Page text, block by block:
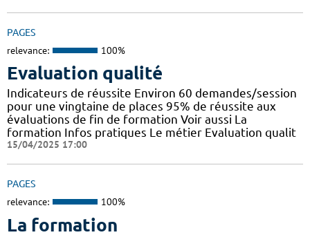
PAGES
relevance: 100%
Evaluation qualité
Indicateurs de réussite Environ 60 demandes/session
pour une vingtaine de places 95% de réussite aux
évaluations de fin de formation Voir aussi La
formation Infos pratiques Le métier Evaluation qualit
15/04/2025 17:00
PAGES
relevance: 100%
La formation